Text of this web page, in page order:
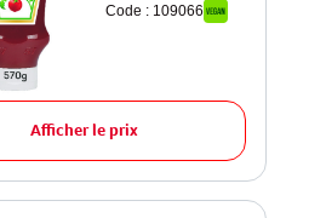
Code : 109066
Afficher le prix